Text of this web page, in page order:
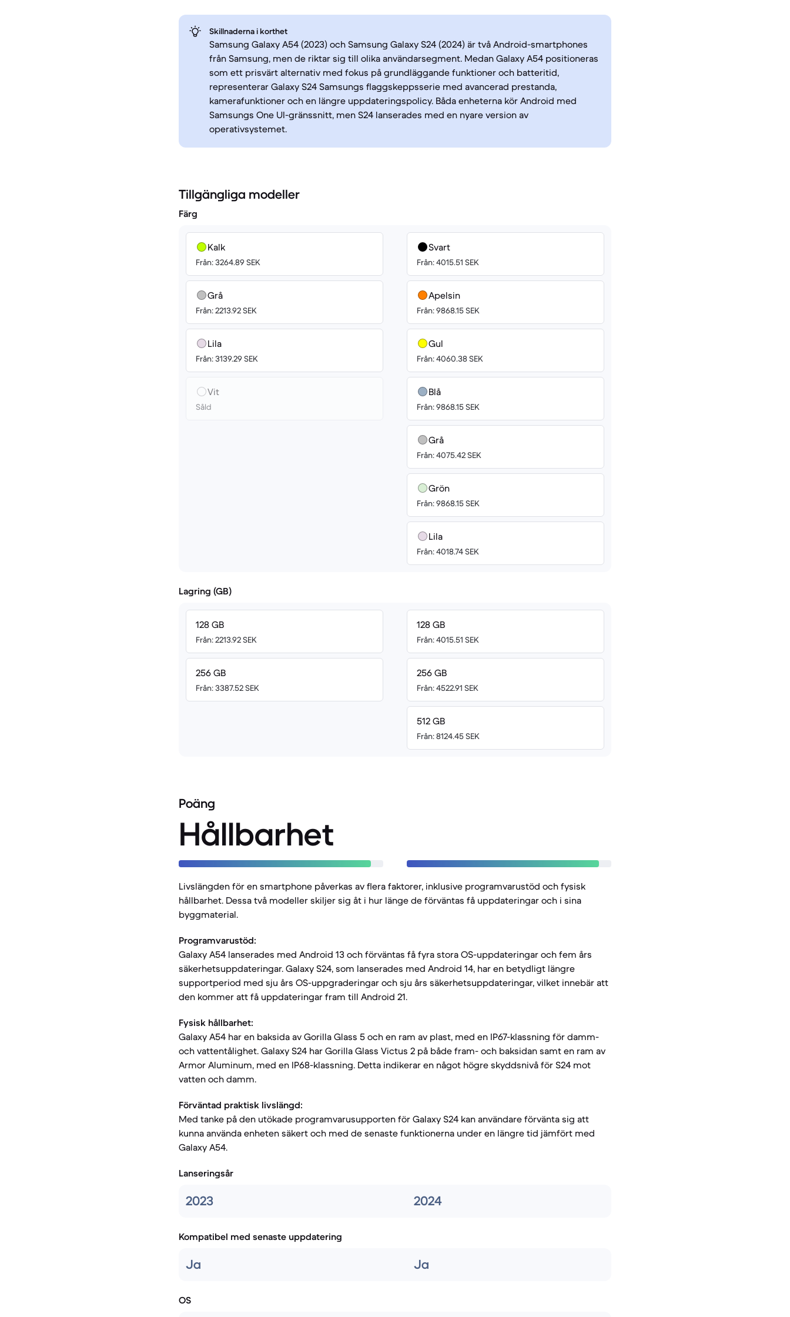
Skillnaderna i korthet
Samsung Galaxy A54 (2023) och Samsung Galaxy S24 (2024) är två Android-smartphones
från Samsung, men de riktar sig till olika användarsegment. Medan Galaxy A54 positioneras
som ett prisvärt alternativ med fokus på grundläggande funktioner och batteritid,
representerar Galaxy S24 Samsungs flaggskeppsserie med avancerad prestanda,
kamerafunktioner och en längre uppdateringspolicy. Båda enheterna kör Android med
Samsungs One UI-gränssnitt, men S24 lanserades med en nyare version av
operativsystemet.
Tillgängliga modeller
Färg
Kalk
Från: 3264.89 SEK
Grå
Från: 2213.92 SEK
Lila
Från: 3139.29 SEK
Vit
Såld
Svart
Från: 4015.51 SEK
Apelsin
Från: 9868.15 SEK
Gul
Från: 4060.38 SEK
Blå
Från: 9868.15 SEK
Grå
Från: 4075.42 SEK
Grön
Från: 9868.15 SEK
Lila
Från: 4018.74 SEK
Lagring (GB)
128 GB
Från: 2213.92 SEK
256 GB
Från: 3387.52 SEK
128 GB
Från: 4015.51 SEK
256 GB
Från: 4522.91 SEK
512 GB
Från: 8124.45 SEK
Poäng
Hållbarhet
Livslängden för en smartphone påverkas av flera faktorer, inklusive programvarustöd och fysisk
hållbarhet. Dessa två modeller skiljer sig åt i hur länge de förväntas få uppdateringar och i sina
byggmaterial.
Programvarustöd:
Galaxy A54 lanserades med Android 13 och förväntas få fyra stora OS-uppdateringar och fem års
säkerhetsuppdateringar. Galaxy S24, som lanserades med Android 14, har en betydligt längre
supportperiod med sju års OS-uppgraderingar och sju års säkerhetsuppdateringar, vilket innebär att
den kommer att få uppdateringar fram till Android 21.
Fysisk hållbarhet:
Galaxy A54 har en baksida av Gorilla Glass 5 och en ram av plast, med en IP67-klassning för damm-
och vattentålighet. Galaxy S24 har Gorilla Glass Victus 2 på både fram- och baksidan samt en ram av
Armor Aluminum, med en IP68-klassning. Detta indikerar en något högre skyddsnivå för S24 mot
vatten och damm.
Förväntad praktisk livslängd:
Med tanke på den utökade programvarusupporten för Galaxy S24 kan användare förvänta sig att
kunna använda enheten säkert och med de senaste funktionerna under en längre tid jämfört med
Galaxy A54.
Lanseringsår
2023 2024
Kompatibel med senaste uppdatering
Ja Ja
OS